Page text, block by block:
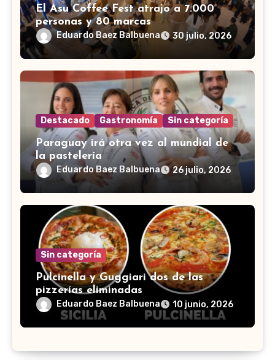
El Asu Coffee Fest atrajo a 7.000
personas y 80 marcas
Eduardo Baez Balbuena 30 julio, 2026
Destacado Gastronomía Sin categoría
Paraguay irá otra vez al mundial de
la pastelería
Eduardo Baez Balbuena 26 julio, 2026
Sin categoría
Pulcinella y Guggiari dos de las
pizzerías eliminadas
Eduardo Baez Balbuena 10 junio, 2026